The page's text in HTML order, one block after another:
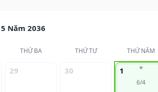
Năm 2036
THỨ BA THỨ TƯ THỨ NĂM
29 30 ⭐
1
6/4